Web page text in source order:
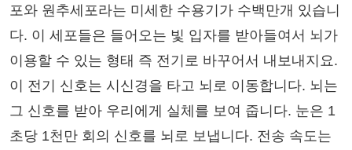
포와 원추세포라는 미세한 수용기가 수백만개 있습니
다. 이 세포들은 들어오는 빛 입자를 받아들여서 뇌가
이용할 수 있는 형태 즉 전기로 바꾸어서 내보내지요.
이 전기 신호는 시신경을 타고 뇌로 이동합니다. 뇌는
그 신호를 받아 우리에게 실체를 보여 줍니다. 눈은 1
초당 1천만 회의 신호를 뇌로 보냅니다. 전송 속도는